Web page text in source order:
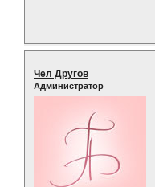
Чел Другов
Администратор